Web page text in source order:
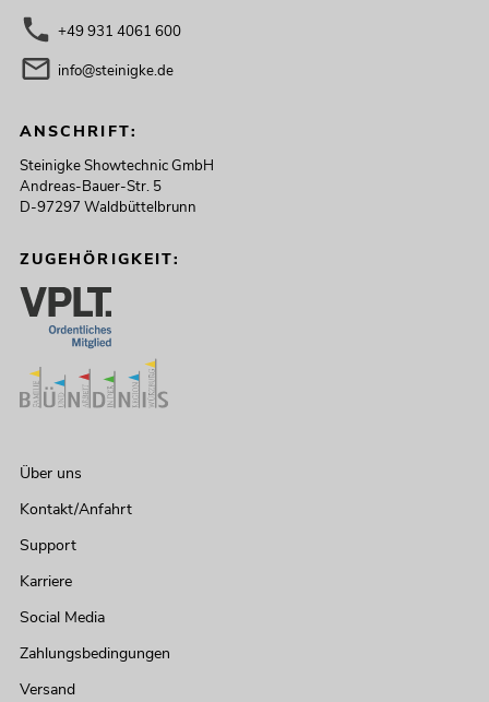
+49 931 4061 600
info@steinigke.de
ANSCHRIFT:
Steinigke Showtechnic GmbH
Andreas-Bauer-Str. 5
D-97297 Waldbüttelbrunn
ZUGEHÖRIGKEIT:
Über uns
Kontakt/Anfahrt
Support
Karriere
Social Media
Zahlungsbedingungen
Versand